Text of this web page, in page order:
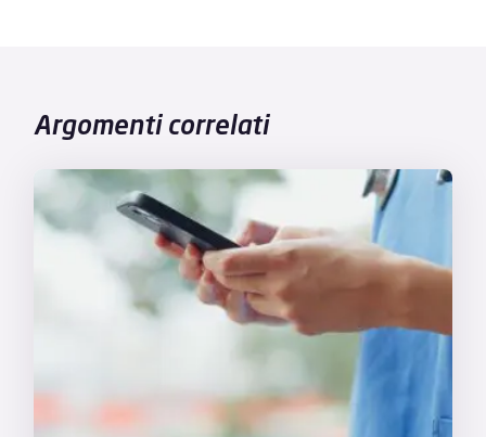
Argomenti correlati